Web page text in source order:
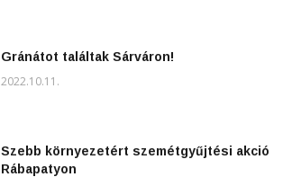
Gránátot találtak Sárváron!
2022.10.11.
Szebb környezetért szemétgyűjtési akció
Rábapatyon